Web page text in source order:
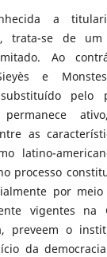
a
trata-se de um
Ao
e
pelo
permanece
as
latino-
processo
por
vigentes na
preveem o
da